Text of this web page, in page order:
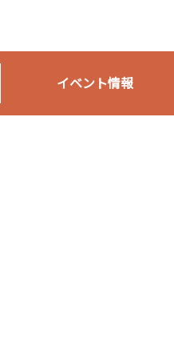
イベント情報